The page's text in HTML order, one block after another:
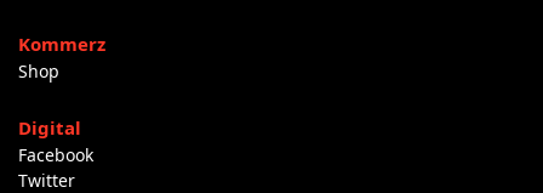
Kommerz
Shop
Digital
Facebook
Twitter